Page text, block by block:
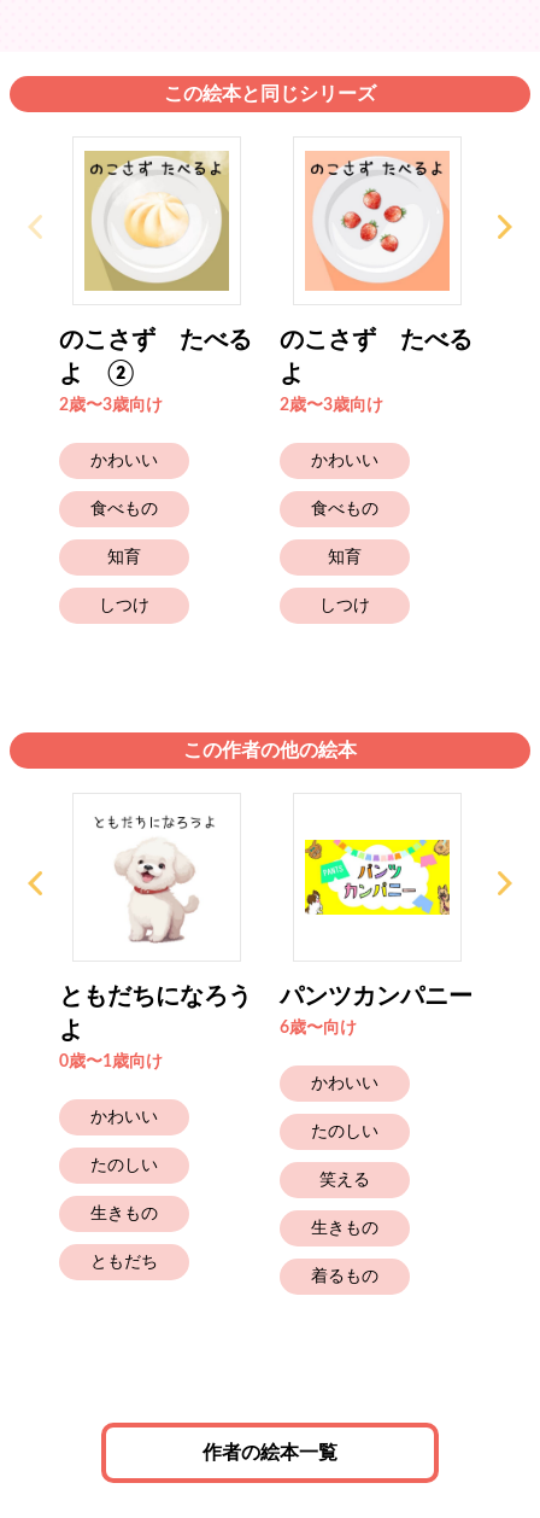
この絵本と同じシリーズ
のこさず たべる
よ ②
2歳〜3歳向け
かわいい
食べもの
知育
しつけ
のこさず たべる
よ
2歳〜3歳向け
かわいい
食べもの
知育
しつけ
この作者の他の絵本
ともだちになろう
よ
0歳〜1歳向け
かわいい
たのしい
生きもの
ともだち
パンツカンパニー
6歳〜向け
かわいい
たのしい
笑える
生きもの
着るもの
作者の絵本一覧